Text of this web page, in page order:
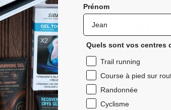
Nos
running
Découvrez les chaussettes
confort exceptionnel lors
techniques, ils assurent
pieds au sec même lors
Prénom
Quels sont vos centres
Trail running
Course à pied sur
Randonnée
Cyclisme